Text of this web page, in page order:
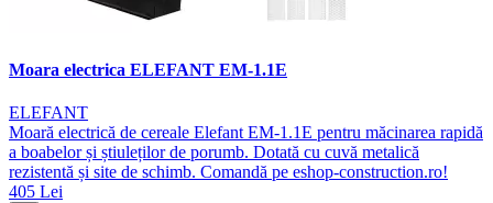
Moara electrica ELEFANT EM-1.1E
ELEFANT
Moară electrică de cereale Elefant EM-1.1E pentru măcinarea rapidă
a boabelor și știuleților de porumb. Dotată cu cuvă metalică
rezistentă și site de schimb. Comandă pe eshop-construction.ro!
405 Lei